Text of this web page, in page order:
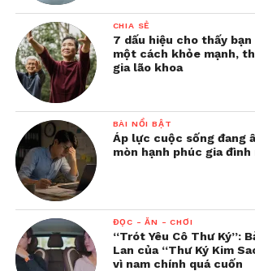
CHIA SẺ
7 dấu hiệu cho thấy bạn
một cách khỏe mạnh,
gia lão khoa
BÀI NỔI BẬT
Áp lực cuộc sống đang
mòn hạnh phúc gia đình
ĐỌC - ĂN - CHƠI
“Trót Yêu Cô Thư Ký”:
Lan của “Thư Ký Kim
vì nam chính quá cuốn